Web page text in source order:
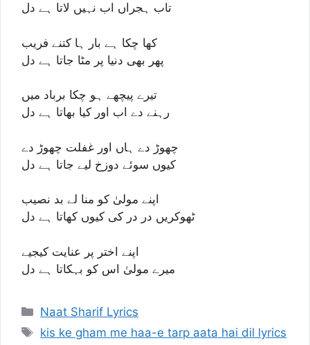
تاب ہجراں اب نہیں لاتا ہے دل
کھا چکا ہے بار ہا کتنے فریب
پھر بھی دنیا پر مٹا جاتا ہے دل
تیرے پیچھے ہو چکا برباد میں
رہنے دے اب اور کیا بھاتا ہے دل
چھوڑ دے ہاں اور غفلت چھوڑ دے
کیوں سوئے دوزخ لیے جاتا ہے دل
اپنے مولیٰ کو منا لے بد نصیب
ٹھوکریں در در کی کیوں کھاتا ہے دل
اپنے اختر پر عنایت کیجیے
میرے مولیٰ اس کو بہکاتا ہے دل
Categories
Naat Sharif Lyrics
Tags
kis ke gham me haa-e tarp aata hai dil lyrics